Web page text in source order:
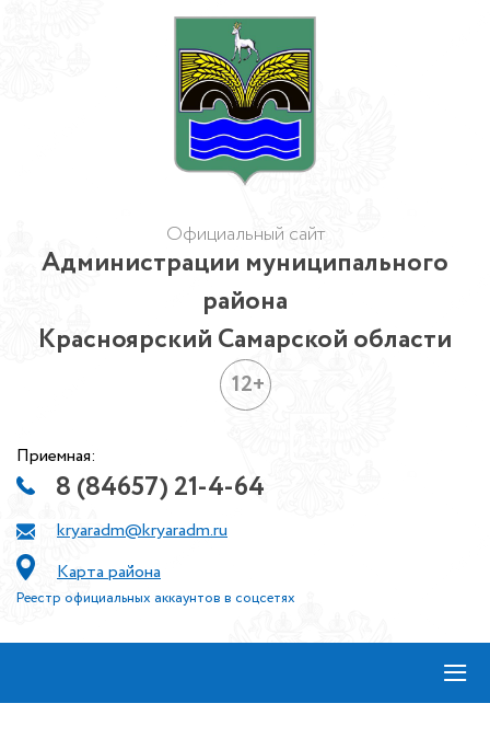
Официальный сайт
Администрации муниципального
района
Красноярский Самарской области
12+
Приемная:
8 (84657) 21-4-64
kryaradm@kryaradm.ru
Карта района
Реестр официальных аккаунтов в соцсетях
≡